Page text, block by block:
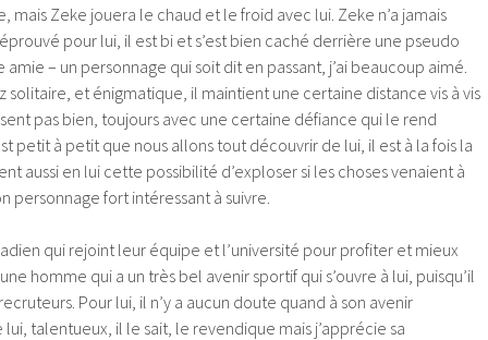
mais Zeke jouera le chaud et le froid avec lui. Zeke n’a jamais
pour lui, il est bi et s’est bien caché derrière une pseudo
– un personnage qui soit dit en passant, j’ai beaucoup aimé.
solitaire, et énigmatique, il maintient une certaine distance vis à vis
pas bien, toujours avec une certaine défiance qui le rend
petit à petit que nous allons tout découvrir de lui, il est à la fois la
aussi en lui cette possibilité d’exploser si les choses venaient à
personnage fort intéressant à suivre.
qui rejoint leur équipe et l’université pour profiter et mieux
homme qui a un très bel avenir sportif qui s’ouvre à lui, puisqu’il
Pour lui, il n’y a aucun doute quand à son avenir
talentueux, il le sait, le revendique mais j’apprécie sa